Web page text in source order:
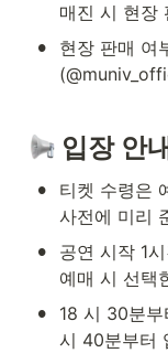
매진 시 현장
•
현장 판매 여
입장 안내
•
티켓 수령은
사전에 미리
•
공연 시작 1
예매 시 선택
•
18 시 30분
시 40분부터